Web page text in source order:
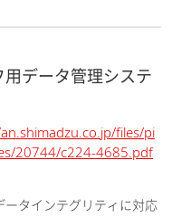
データ管理システ
files/pi
20744/c224-4685.pdf
タインテグリティに対応